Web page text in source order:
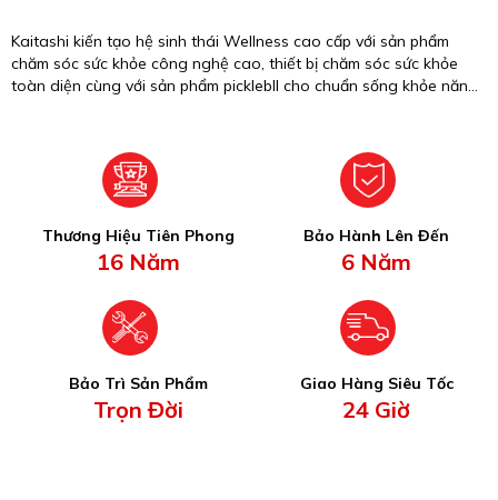
Kaitashi kiến tạo hệ sinh thái Wellness cao cấp với sản phẩm
chăm sóc sức khỏe công nghệ cao, thiết bị chăm sóc sức khỏe
toàn diện cùng với sản phẩm picklebll cho chuẩn sống khỏe năng
Thương Hiệu Tiên Phong
16 Năm
Bảo Hành Lên Đến
6 Năm
Bảo Trì Sản Phẩm
Trọn Đời
Giao Hàng Siêu Tốc
24 Giờ